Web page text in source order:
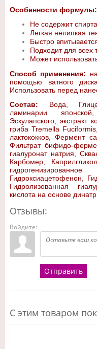
Особенности формулы:
Не содержит спирта
Легкая нелипкая
Быстро
Подходит для всех
Может
Способ применения:
помощью ватного
Использовать перед
Состав: Вода,
ламинарии
Эскулапского, экстракт
гриба Tremella
лактококков, Фермент
Фильтрат бифидо-
гиалуронат натрия,
Карбомер,
Гидроксиацетофенон,
Гидролизованная
кислота на основе
Отзывы:
Войдите:
Отправить
С этим товаром